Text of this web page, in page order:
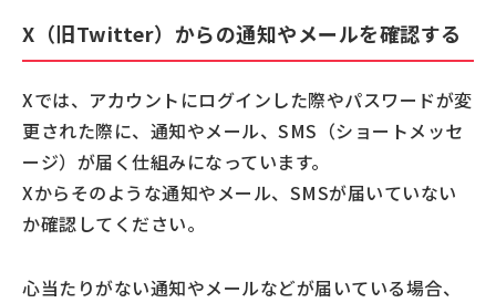
X（旧Twitter）からの通知やメールを確認する
Xでは、アカウントにログインした際やパスワードが変
更された際に、通知やメール、SMS（ショートメッセ
ージ）が届く仕組みになっています。
Xからそのような通知やメール、SMSが届いていない
か確認してください。
心当たりがない通知やメールなどが届いている場合、